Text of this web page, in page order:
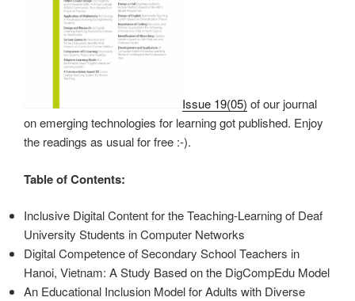
Issue 19(05) of our journal
on emerging technologies for learning got published. Enjoy
the readings as usual for free :-).
Table of Contents:
Inclusive Digital Content for the Teaching-Learning of Deaf
University Students in Computer Networks
Digital Competence of Secondary School Teachers in
Hanoi, Vietnam: A Study Based on the DigCompEdu Model
An Educational Inclusion Model for Adults with Diverse